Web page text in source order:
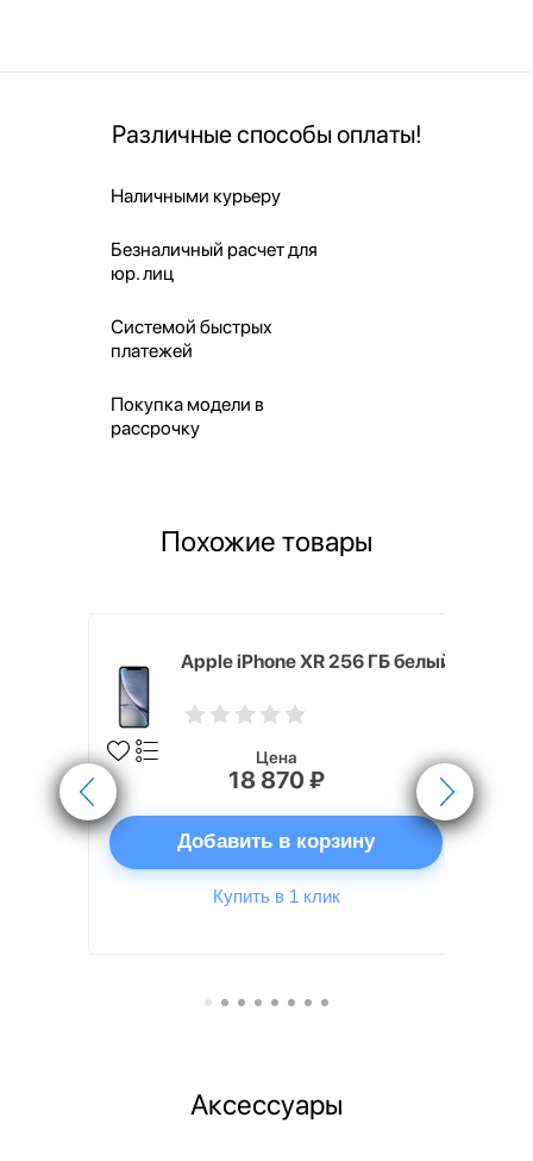
Различные способы оплаты!
Наличными курьеру
Безналичный расчет для
юр. лиц
Системой быстрых
платежей
Покупка модели в
рассрочку
Похожие товары
Apple iPhone XR 256 ГБ белый
Цена
18 870 ₽
Добавить в корзину
Купить в 1 клик
Аксессуары